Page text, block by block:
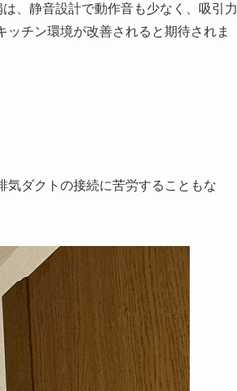
、静音設計で動作音も少なく、吸引力
チン環境が改善されると期待されま
気ダクトの接続に苦労することもな